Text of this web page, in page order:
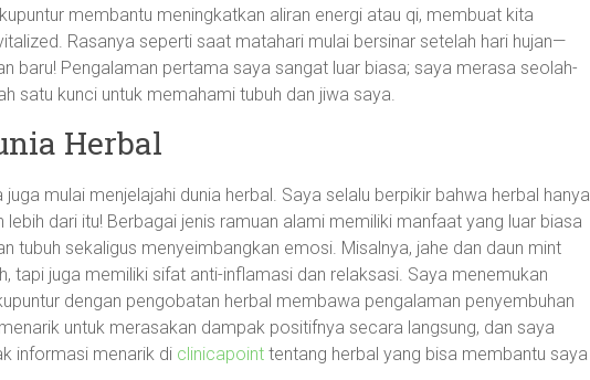
membantu meningkatkan aliran energi atau qi, membuat kita
Rasanya seperti saat matahari mulai bersinar setelah hari hujan—
baru! Pengalaman pertama saya sangat luar biasa; saya merasa seolah-
satu kunci untuk memahami tubuh dan jiwa saya.
Herbal
juga mulai menjelajahi dunia herbal. Saya selalu berpikir bahwa herbal hanya
lebih dari itu! Berbagai jenis ramuan alami memiliki manfaat yang luar biasa
tubuh sekaligus menyeimbangkan emosi. Misalnya, jahe dan daun mint
tapi juga memiliki sifat anti-inflamasi dan relaksasi. Saya menemukan
dengan pengobatan herbal membawa pengalaman penyembuhan
untuk merasakan dampak positifnya secara langsung, dan saya
informasi menarik di clinicapoint tentang herbal yang bisa membantu saya